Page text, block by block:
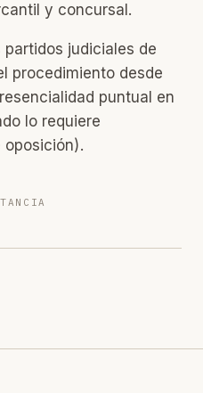
y concursal.
judiciales de
procedimiento desde
puntual en
lo requiere
oposición).